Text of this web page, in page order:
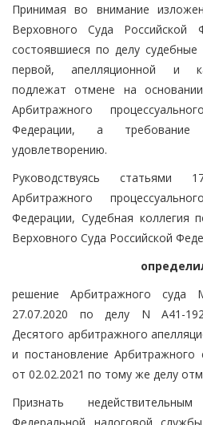
Принимая во внимание
Верховного Суда Российской
состоявшиеся по делу
первой, апелляционной и
подлежат отмене на
Арбитражного
Федерации, а
удовлетворению.
Руководствуясь
Арбитражного
Федерации, Судебная коллегия
Верховного Суда Российской
решение Арбитражного суда
27.07.2020 по делу N А41-
Десятого арбитражного
и постановление Арбитражного
от 02.02.2021 по тому же делу
Признать